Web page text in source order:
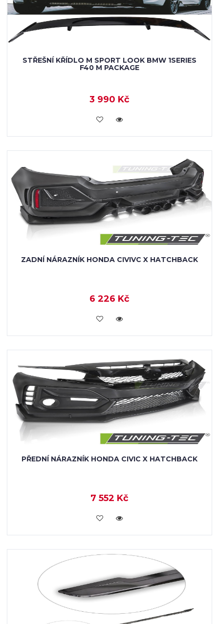
STŘEŠNÍ KŘÍDLO M SPORT LOOK BMW 1SERIES
F40 M PACKAGE
3 990 Kč
VLOŽIT DO KOŠÍKU
ZADNÍ NÁRAZNÍK HONDA CIVIVC X HATCHBACK
6 226 Kč
VLOŽIT DO KOŠÍKU
PŘEDNÍ NÁRAZNÍK HONDA CIVIC X HATCHBACK
7 552 Kč
VLOŽIT DO KOŠÍKU